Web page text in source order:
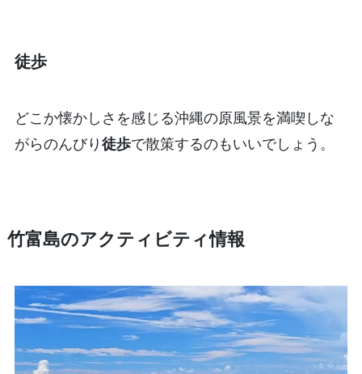
徒歩
どこか懐かしさを感じる沖縄の原風景を満喫しな
がらのんびり徒歩で散策するのもいいでしょう。
竹富島のアクティビティ情報